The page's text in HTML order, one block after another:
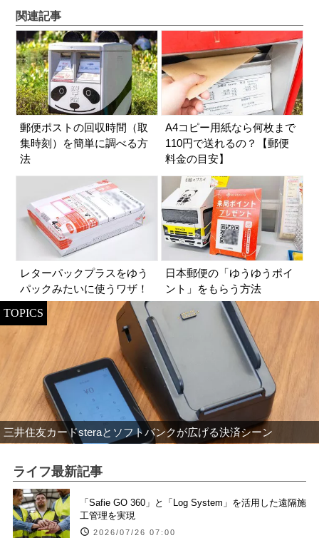
関連記事
郵便ポストの回収時間（取
集時刻）を簡単に調べる方
法
A4コピー用紙なら何枚まで
110円で送れるの？【郵便
料金の目安】
レターパックプラスをゆう
パックみたいに使うワザ！
日本郵便の「ゆうゆうポイ
ント」をもらう方法
TOPICS
三井住友カードsteraとソフトバンクが広げる決済シーン
ライフ最新記事
「Safie GO 360」と「Log System」を活用した遠隔施
工管理を実現
2026/07/26 07:00